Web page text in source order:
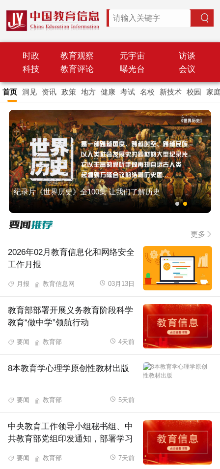
时政 教育观察 元宇宙
访谈
科技
教育评论 曝光台 会议
首页 洞见 资讯 政策 地方 健康 考试 名校 新技术 校园 家
纪录片《世界历史》全100集 让我们了解历史
专题｜学习贯彻习近平新时代中国特色社会主义思想
主题教育
纪录片《世界历史》全100集 让我们了解历史
专题｜学习贯彻习近平新时代中国特色社会主义思想
主题教育
更多
2026年02月教育信息化和网络安全
工作月报
月报 教育信息网 03月13日
教育部部署开展义务教育阶段科学
教育“做中学”领航行动
要闻 教育部 4天前
8本教育学心理学原创性教材出版
要闻 教育部 5天前
中央教育工作领导小组秘书组、中
共教育部党组印发通知，部署学习
重要指示精神
要闻 教育部 7天前